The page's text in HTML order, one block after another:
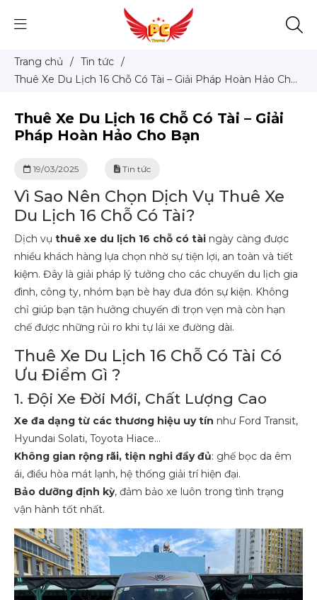
Trang chủ / Tin tức /
Thuê Xe Du Lịch 16 Chỗ Có Tài – Giải Pháp Hoàn Hảo Cho
Thuê Xe Du Lịch 16 Chỗ Có Tài – Giải
Pháp Hoàn Hảo Cho Bạn
19/03/2025 Tin tức
Vì Sao Nên Chọn Dịch Vụ Thuê Xe
Du Lịch 16 Chỗ Có Tài?
Dịch vụ thuê xe du lịch 16 chỗ có tài ngày càng được
nhiều khách hàng lựa chọn nhờ sự tiện lợi, an toàn và tiết
kiệm. Đây là giải pháp lý tưởng cho các chuyến du lịch gia
đình, công ty, nhóm bạn bè hay đưa đón sự kiện. Không
chỉ giúp bạn tận hưởng chuyến đi trọn vẹn mà còn hạn
chế được những rủi ro khi tự lái xe đường dài.
Thuê Xe Du Lịch 16 Chỗ Có Tài Có
Ưu Điểm Gì ?
1. Đội Xe Đời Mới, Chất Lượng Cao
Xe đa dạng từ các thương hiệu uy tín như Ford Transit,
Hyundai Solati, Toyota Hiace…
Không gian rộng rãi, tiện nghi đầy đủ: ghế bọc da êm
ái, điều hòa mát lạnh, hệ thống giải trí hiện đại.
Bảo dưỡng định kỳ, đảm bảo xe luôn trong tình trạng
vận hành tốt nhất.